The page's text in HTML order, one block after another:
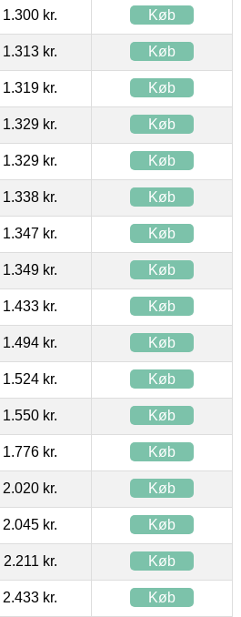
1.300 kr. Køb
1.313 kr. Køb
1.319 kr. Køb
1.329 kr. Køb
1.329 kr. Køb
1.338 kr. Køb
1.347 kr. Køb
1.349 kr. Køb
1.433 kr. Køb
1.494 kr. Køb
1.524 kr. Køb
1.550 kr. Køb
1.776 kr. Køb
2.020 kr. Køb
2.045 kr. Køb
2.211 kr. Køb
2.433 kr. Køb